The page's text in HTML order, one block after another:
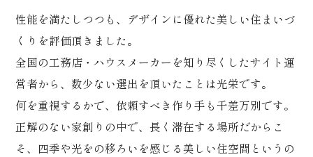
性能を満たしつつも、デザインに優れた美しい住まいづ
くりを評価頂きました。
全国の工務店・ハウスメーカーを知り尽くしたサイト運
営者から、数少ない選出を頂いたことは光栄です。
何を重視するかで、依頼すべき作り手も千差万別です。
正解のない家創りの中で、長く滞在する場所だからこ
そ、四季や光をの移ろいを感じる美しい住空間というの